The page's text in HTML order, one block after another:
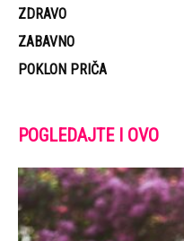
ZDRAVO
ZABAVNO
POKLON PRIČA
POGLEDAJTE I OVO